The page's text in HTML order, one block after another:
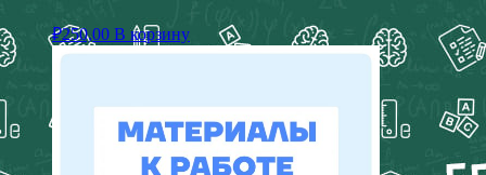
₽250,00 В корзину